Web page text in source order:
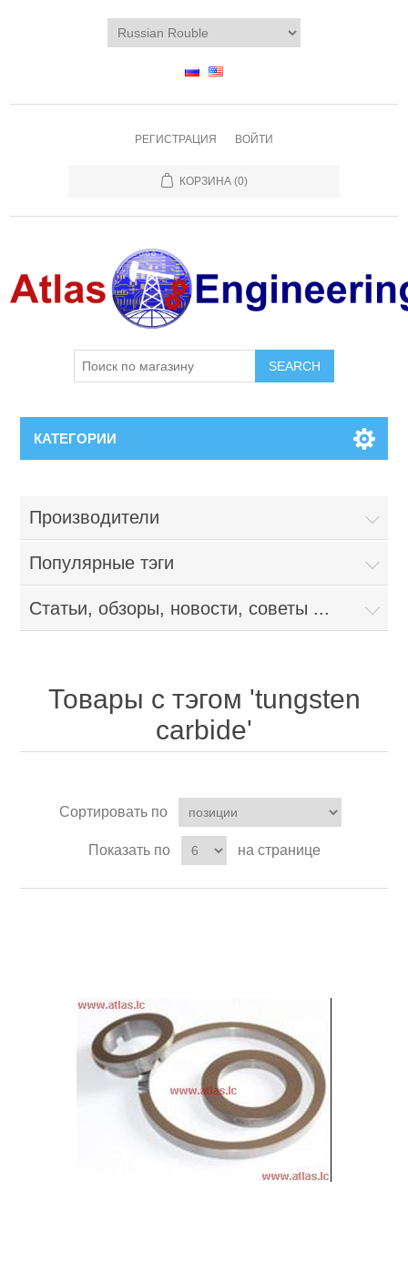
РЕГИСТРАЦИЯ ВОЙТИ
КОРЗИНА (0)
КАТЕГОРИИ
Производители
Популярные тэги
Статьи, обзоры, новости, советы ...
Товары с тэгом 'tungsten
carbide'
Сортировать по
Показать по на странице